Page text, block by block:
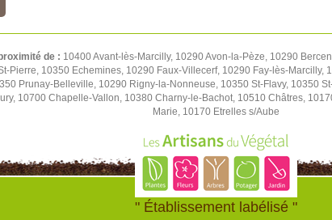
de : 10400 Avant-lès-Marcilly, 10290 Avon-la-Pèze, 10290
Pierre, 10350 Echemines, 10290 Faux-Villecerf, 10290 Fay-lès-
Prunay-Belleville, 10290 Rigny-la-Nonneuse, 10350 St-Flavy, 10350
10700 Chapelle-Vallon, 10380 Charny-le-Bachot, 10510 Châtres,
Marie, 10170 Etrelles s/Aube
" Établissement labélisé "